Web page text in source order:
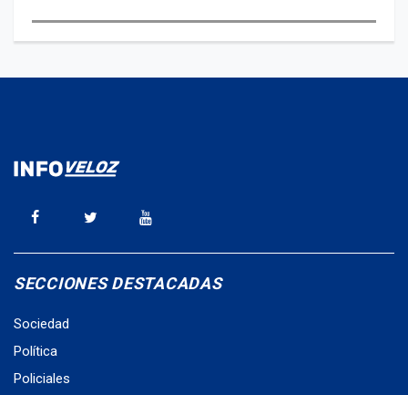
SECCIONES DESTACADAS
Sociedad
Política
Policiales